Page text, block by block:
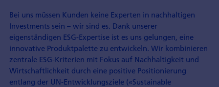
Bei uns müssen Kunden keine Experten in nachhaltigen
Investments sein – wir sind es. Dank unserer
eigenständigen ESG-Expertise ist es uns gelungen, eine
innovative Produktpalette zu entwickeln. Wir kombinieren
zentrale ESG-Kriterien mit Fokus auf Nachhaltigkeit und
Wirtschaftlichkeit durch eine positive Positionierung
entlang der UN-Entwicklungsziele («Sustainable